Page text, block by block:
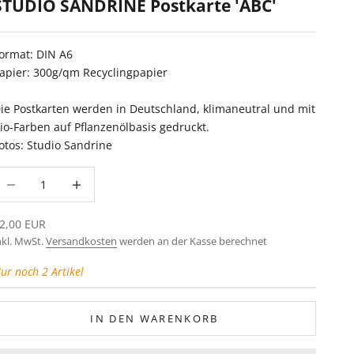
SANDRINE Postkarte 'ABC'
DIN A6
300g/qm Recyclingpapier
Postkarten werden in Deutschland, klimaneutral und mit
Farben auf Pflanzenölbasis gedruckt.
Studio Sandrine
EUR
MwSt.Versandkosten werden an der Kasse berechnet
noch 2 Artikel
IN DEN WARENKORB